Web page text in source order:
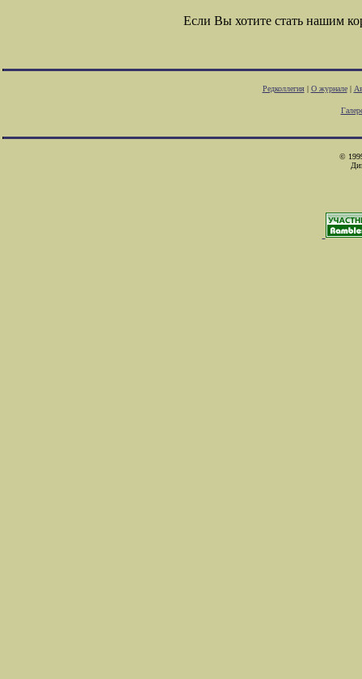
Если Вы хотите стать нашим
Редколлегия| О журнале|
©